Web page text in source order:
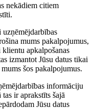
nekādiem citiem
mums pakalpojumus,
apkalpošanas
izmantot Jūsu datus tikai
šos pakalpojumus.
informāciju
ir aprakstīts šajā
Jūsu datus